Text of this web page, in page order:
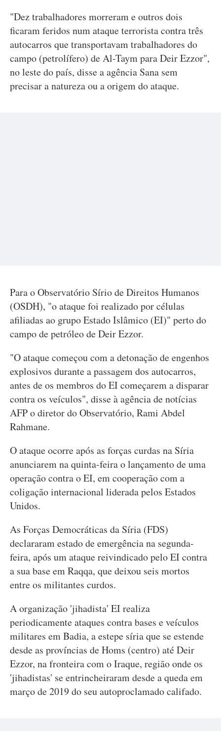
"Dez trabalhadores morreram e outros dois
ficaram feridos num ataque terrorista contra três
autocarros que transportavam trabalhadores do
campo (petrolífero) de Al-Taym para Deir Ezzor",
no leste do país, disse a agência Sana sem
precisar a natureza ou a origem do ataque.
Para o Observatório Sírio de Direitos Humanos
(OSDH), "o ataque foi realizado por células
afiliadas ao grupo Estado Islâmico (EI)" perto do
campo de petróleo de Deir Ezzor.
"O ataque começou com a detonação de engenhos
explosivos durante a passagem dos autocarros,
antes de os membros do EI começarem a disparar
contra os veículos", disse à agência de notícias
AFP o diretor do Observatório, Rami Abdel
Rahmane.
O ataque ocorre após as forças curdas na Síria
anunciarem na quinta-feira o lançamento de uma
operação contra o EI, em cooperação com a
coligação internacional liderada pelos Estados
Unidos.
As Forças Democráticas da Síria (FDS)
declararam estado de emergência na segunda-
feira, após um ataque reivindicado pelo EI contra
a sua base em Raqqa, que deixou seis mortos
entre os militantes curdos.
A organização 'jihadista' EI realiza
periodicamente ataques contra bases e veículos
militares em Badia, a estepe síria que se estende
desde as províncias de Homs (centro) até Deir
Ezzor, na fronteira com o Iraque, região onde os
'jihadistas' se entrincheiraram desde a queda em
março de 2019 do seu autoproclamado califado.